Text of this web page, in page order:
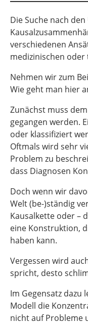
Die Suche nach
verschiedenen
medizinischen oder
Nehmen wir zum
Wie geht man hier
Zunächst muss
gegangen werden.
oder klassifiziert
Oftmals wird sehr
Problem zu
dass Diagnosen
Doch wenn wir
Welt (be-)ständig
Kausalkette oder –
eine Konstruktion,
haben kann.
Vergessen wird
spricht, desto
Im Gegensatz dazu
Modell die
nicht auf Probleme